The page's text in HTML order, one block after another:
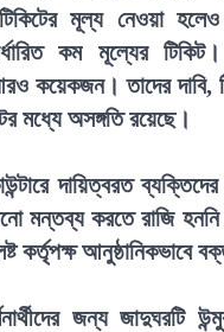
মূল্য নেওয়া
কম মূল্যের
কয়েকজন। তাদের দাবি,
মধ্যে অসঙ্গতি রয়েছে।
দায়িত্বরত
মন্তব্য করতে রাজি
কর্তৃপক্ষ আনুষ্ঠানিকভাবে
জন্য জাদুঘরটি